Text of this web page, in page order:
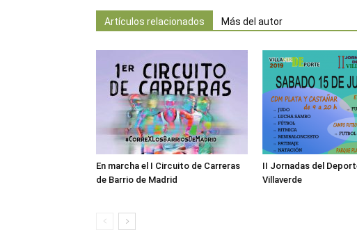
Artículos relacionados Más del autor
En marcha el I Circuito de Carreras
de Barrio de Madrid
II Jornadas del
Villaverde